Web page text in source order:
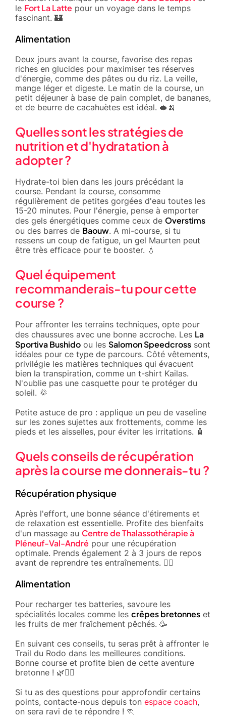
le Fort La Latte pour un voyage dans le temps
fascinant. 🏰
Alimentation
Deux jours avant la course, favorise des repas
riches en glucides pour maximiser tes réserves
d'énergie, comme des pâtes ou du riz. La veille,
mange léger et digeste. Le matin de la course, un
petit déjeuner à base de pain complet, de bananes,
et de beurre de cacahuètes est idéal. 🥪🍌
Quelles sont les stratégies de
nutrition et d'hydratation à
adopter ?
Hydrate-toi bien dans les jours précédant la
course. Pendant la course, consomme
régulièrement de petites gorgées d'eau toutes les
15-20 minutes. Pour l'énergie, pense à emporter
des gels énergétiques comme ceux de Overstims
ou des barres de Baouw. A mi-course, si tu
ressens un coup de fatigue, un gel Maurten peut
être très efficace pour te booster. 💧
Quel équipement
recommanderais-tu pour cette
course ?
Pour affronter les terrains techniques, opte pour
des chaussures avec une bonne accroche. Les La
Sportiva Bushido ou les Salomon Speedcross sont
idéales pour ce type de parcours. Côté vêtements,
privilégie les matières techniques qui évacuent
bien la transpiration, comme un t-shirt Kailas.
N'oublie pas une casquette pour te protéger du
soleil. 🌞
Petite astuce de pro : applique un peu de vaseline
sur les zones sujettes aux frottements, comme les
pieds et les aisselles, pour éviter les irritations. 🧴
Quels conseils de récupération
après la course me donnerais-tu ?
Récupération physique
Après l'effort, une bonne séance d'étirements et
de relaxation est essentielle. Profite des bienfaits
d'un massage au Centre de Thalassothérapie à
Pléneuf-Val-André pour une récupération
optimale. Prends également 2 à 3 jours de repos
avant de reprendre tes entraînements. 🧘‍♀️
Alimentation
Pour recharger tes batteries, savoure les
spécialités locales comme les crêpes bretonnes et
les fruits de mer fraîchement pêchés. 🥳
En suivant ces conseils, tu seras prêt à affronter le
Trail du Rodo dans les meilleures conditions.
Bonne course et profite bien de cette aventure
bretonne ! 🌿🏃‍♀️
Si tu as des questions pour approfondir certains
points, contacte-nous depuis ton espace coach,
on sera ravi de te répondre ! 🏃